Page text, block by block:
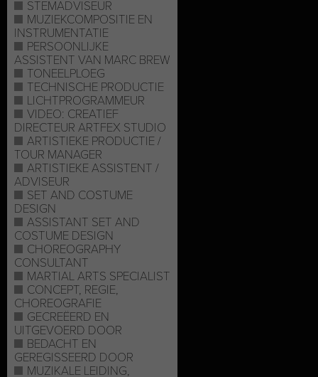
STEMADVISEUR
MUZIEKCOMPOSITIE EN
INSTRUMENTATIE
PERSOONLIJKE
ASSISTENT VAN MARC BREW
TONEELPLOEG
TECHNISCHE PRODUCTIE
LICHTPROGRAMMEUR
VIDEO: CREATIEF
DIRECTEUR ARTFEX STUDIO
ARTISTIEKE PRODUCTIE /
TOUR MANAGER
ARTISTIEKE ASSISTENT /
ADVISEUR
SET AND COSTUME
DESIGN
ASSISTANT SET AND
COSTUME DESIGN
CHOREOGRAPHY
CONSULTANT
MARTIAL ARTS SPECIALIST
CONCEPT, REGIE,
CHOREOGRAFIE
GECREËERD EN
UITGEVOERD DOOR
BEDACHT EN
GEREGISSEERD DOOR
MUZIKALE LEIDING,